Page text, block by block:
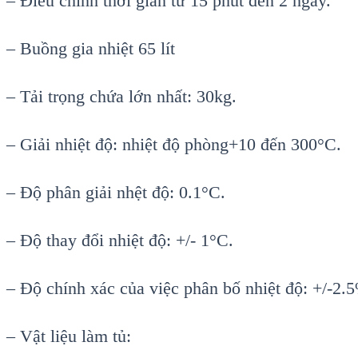
– Buồng gia nhiệt 65 lít
– Tải trọng chứa lớn nhất: 30kg.
– Giải nhiệt độ: nhiệt độ phòng+10 đến 300°C.
– Độ phân giải nhệt độ: 0.1°C.
– Độ thay đổi nhiệt độ: +/- 1°C.
– Độ chính xác của việc phân bố nhiệt độ: +/-
– Vật liệu làm tủ: